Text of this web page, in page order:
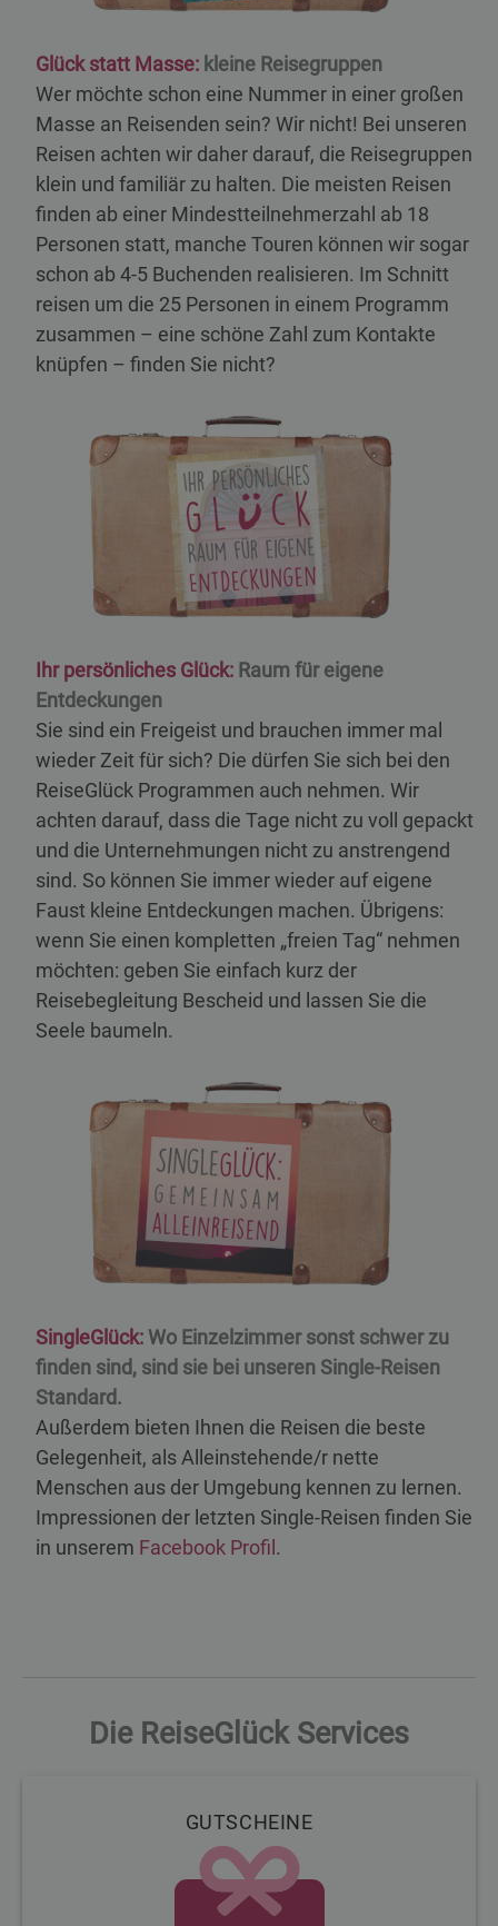
Glück statt Masse: kleine Reisegruppen
Wer möchte schon eine Nummer in einer großen
Masse an Reisenden sein? Wir nicht! Bei unseren
Reisen achten wir daher darauf, die Reisegruppen
klein und familiär zu halten. Die meisten Reisen
finden ab einer Mindestteilnehmerzahl ab 18
Personen statt, manche Touren können wir sogar
schon ab 4-5 Buchenden realisieren. Im Schnitt
reisen um die 25 Personen in einem Programm
zusammen – eine schöne Zahl zum Kontakte
knüpfen – finden Sie nicht?
Ihr persönliches Glück: Raum für eigene
Entdeckungen
Sie sind ein Freigeist und brauchen immer mal
wieder Zeit für sich? Die dürfen Sie sich bei den
ReiseGlück Programmen auch nehmen. Wir
achten darauf, dass die Tage nicht zu voll gepackt
und die Unternehmungen nicht zu anstrengend
sind. So können Sie immer wieder auf eigene
Faust kleine Entdeckungen machen. Übrigens:
wenn Sie einen kompletten „freien Tag“ nehmen
möchten: geben Sie einfach kurz der
Reisebegleitung Bescheid und lassen Sie die
Seele baumeln.
SingleGlück: Wo Einzelzimmer sonst schwer zu
finden sind, sind sie bei unseren Single-Reisen
Standard.
Außerdem bieten Ihnen die Reisen die beste
Gelegenheit, als Alleinstehende/r nette
Menschen aus der Umgebung kennen zu lernen.
Impressionen der letzten Single-Reisen finden Sie
in unserem Facebook Profil.
Die ReiseGlück Services
GUTSCHEINE